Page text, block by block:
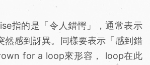
指的是「令人錯愕」，通常表示
然感到訝異。同樣要表示「感到錯
for a loop來形容， loop在此